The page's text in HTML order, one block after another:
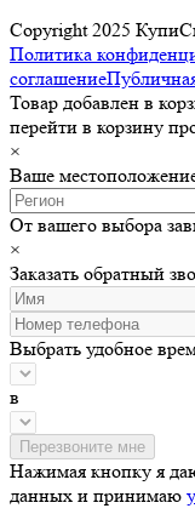
Copyright 2025
Политика
соглашение
Товар добавлен в
перейти в корзину
×
Ваше
От вашего выбора
×
Заказать обратный
Выбрать удобное
в
Нажимая кнопку я
данных и принимаю